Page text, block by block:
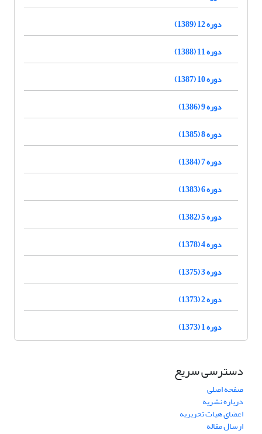
دوره 12 (1389)
دوره 11 (1388)
دوره 10 (1387)
دوره 9 (1386)
دوره 8 (1385)
دوره 7 (1384)
دوره 6 (1383)
دوره 5 (1382)
دوره 4 (1378)
دوره 3 (1375)
دوره 2 (1373)
دوره 1 (1373)
دسترسی سریع
صفحه اصلی
درباره نشریه
اعضای هیات تحریریه
ارسال مقاله